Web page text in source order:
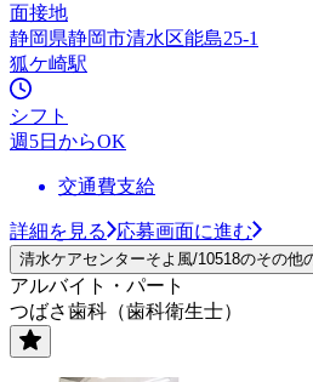
面接地
静岡県静岡市清水区能島25-1
狐ケ崎駅
シフト
週5日からOK
交通費支給
詳細を見る 応募画面に進む
清水ケアセンターそよ風/10518のその他
アルバイト・パート
つばさ歯科（歯科衛生士）